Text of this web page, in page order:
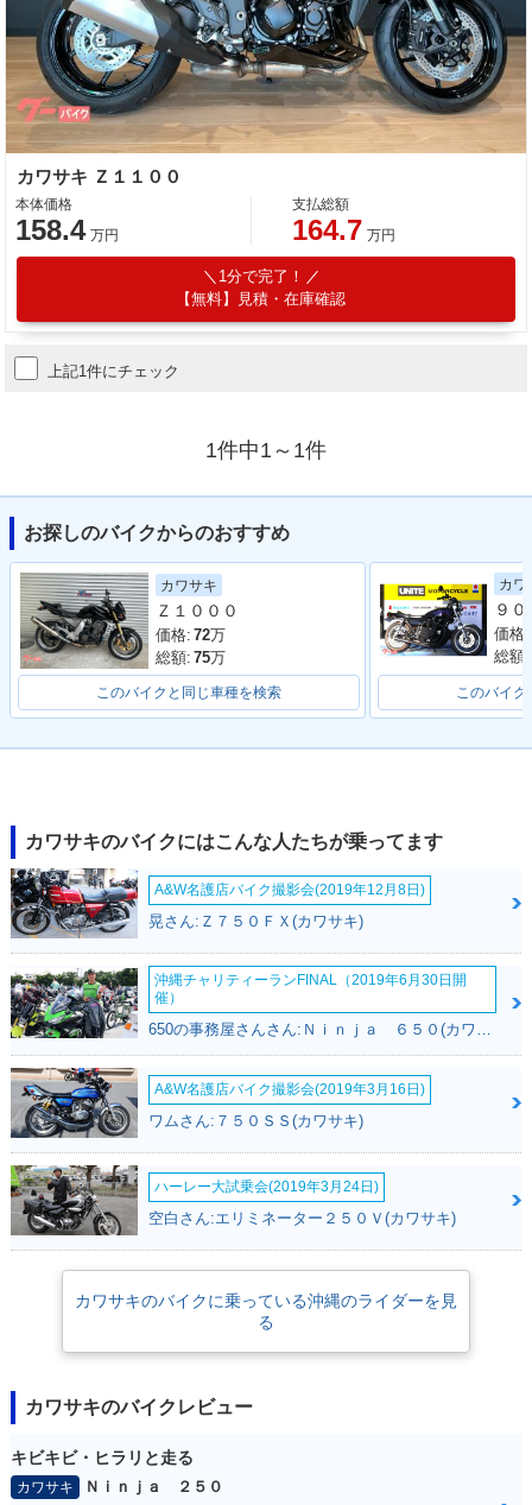
カワサキ Ｚ１１００
本体価格
158.4 万円
支払総額
164.7 万円
1分で完了！
【無料】見積・在庫確認
上記1件にチェック
1件中1～1件
お探しのバイクからのおすすめ
カワサキ
Ｚ１０００
価格: 72万
総額: 75万
このバイクと同じ車種を検索
カワ
価格:
総額:
このバイク
カワサキのバイクにはこんな人たちが乗ってます
A&W名護店バイク撮影会(2019年12月8日)
晃さん:Ｚ７５０ＦＸ(カワサキ)
沖縄チャリティーランFINAL（2019年6月30日開
催）
650の事務屋さんさん:Ｎｉｎｊａ ６５０(カワサキ)
A&W名護店バイク撮影会(2019年3月16日)
ワムさん:７５０ＳＳ(カワサキ)
ハーレー大試乗会(2019年3月24日)
空白さん:エリミネーター２５０Ｖ(カワサキ)
カワサキのバイクに乗っている沖縄のライダーを見
る
カワサキのバイクレビュー
キビキビ・ヒラリと走る
カワサキ
Ｎｉｎｊａ ２５０